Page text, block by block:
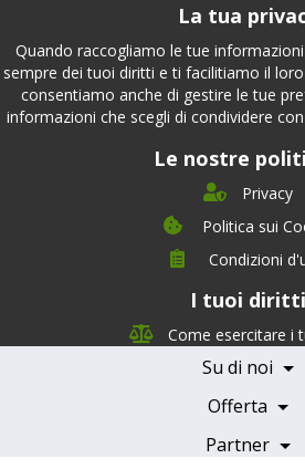
La tua
Quando raccogliamo le tue
sempre dei tuoi diritti e ti facilitiamo il
consentiamo anche di gestire le tue
informazioni che scegli di condividere
Le nostre
Privacy
Politica sui
Condizioni
I tuoi diritti
Come esercitare i
Su di noi
Chi siamo
Management
Team Nutrizione
Offerta
Testimonials
Servizi e Tariffe
Partner
Medici e
Becoming a